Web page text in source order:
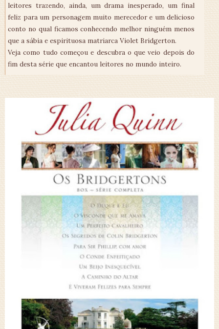
leitores trazendo, ainda, um drama inesperado, um final
feliz para um personagem muito merecedor e um delicioso
conto no qual ficamos conhecendo melhor ninguém menos
que a sábia e espirituosa matriarca Violet Bridgerton.
Veja como tudo começou e descubra o que veio depois do
fim desta série que encantou leitores no mundo inteiro.